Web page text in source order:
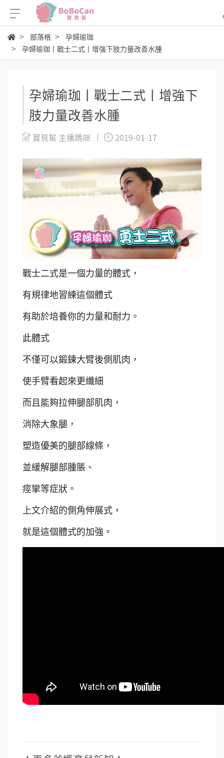
部落格
孕婦瑜珈
孕婦瑜珈丨戰士二式丨增強下肢力量改善水腫
孕婦瑜珈丨戰士二式丨增強下
肢力量改善水腫
寶貝幫 主播媽咪 2019-01-17
戰士二式是一個力量的體式，
有規律地習練這個體式
有助於培養你的力量和耐力。
此體式
不僅可以鍛鍊大臂後側肌肉，
使手臂看起來更纖細
而且能夠拉伸腿部肌肉，
消除大象腿，
塑造優美的腿部線條，
並緩解腿部腫脹、
痙攣等症狀。
上文介紹的側角伸展式，
就是這個體式的加強。